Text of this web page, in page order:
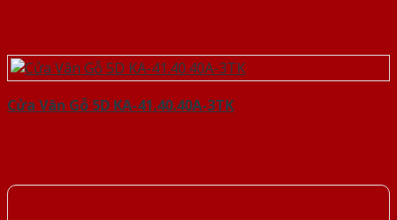
Cửa Vân Gỗ 5D KA-41.40.40A-3TK